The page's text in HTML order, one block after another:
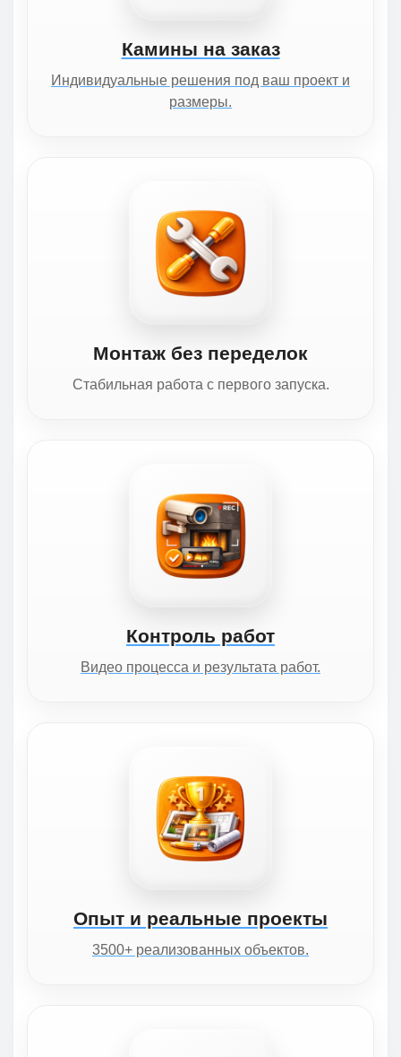
Камины на заказ
Индивидуальные решения под ваш проект и
размеры.
Монтаж без переделок
Стабильная работа с первого запуска.
Контроль работ
Видео процесса и результата работ.
Опыт и реальные проекты
3500+ реализованных объектов.